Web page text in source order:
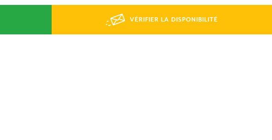
VÉRIFIER LA DISPONIBILITÉ